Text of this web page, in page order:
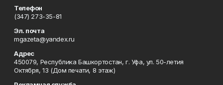
Телефон
(347) 273-35-81
Эл. почта
mgazeta@yandex.ru
Адрес
450079, Республика Башкортостан, г. Уфа, ул. 50-летия
Октября, 13 (Дом печати, 8 этаж)